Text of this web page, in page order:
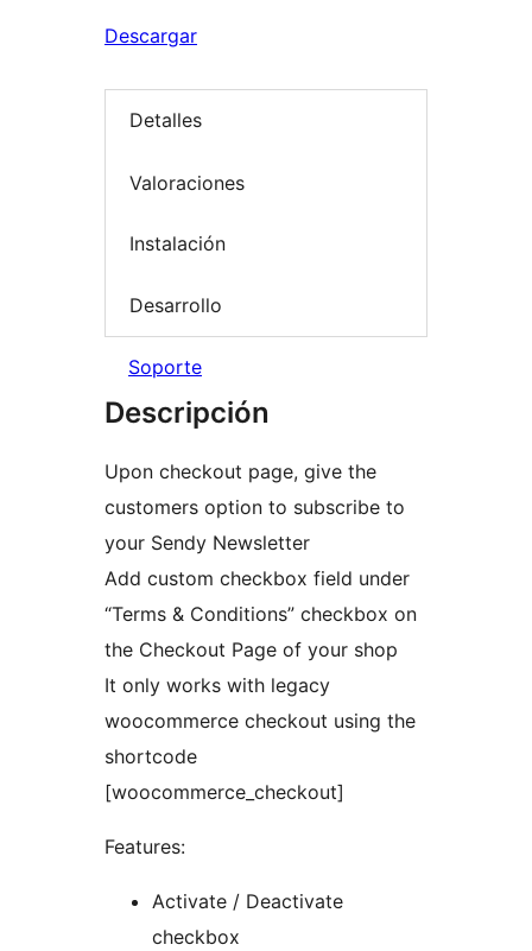
Descargar
Detalles
Valoraciones
Instalación
Desarrollo
Soporte
Descripción
Upon checkout page, give the
customers option to subscribe to
your Sendy Newsletter
Add custom checkbox field under
“Terms & Conditions” checkbox on
the Checkout Page of your shop
It only works with legacy
woocommerce checkout using the
shortcode
[woocommerce_checkout]
Features:
Activate / Deactivate
checkbox